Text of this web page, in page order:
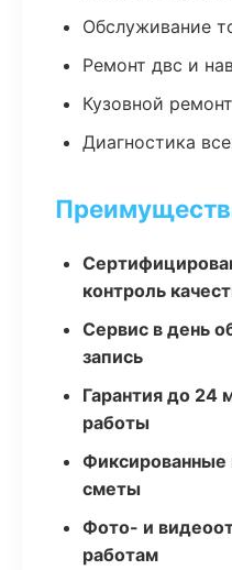
Обслуживание
Ремонт двс и
Кузовной
Диагностика
контроль
Сервис в день
запись
Гарантия до 24
работы
Фиксированные
сметы
Фото- и
работам